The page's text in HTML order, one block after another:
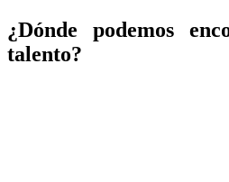
¿Dónde podemos
talento?